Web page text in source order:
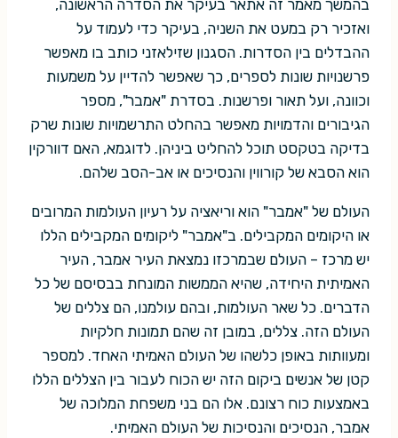
בהמשך מאמר זה אתאר בעיקר את הסדרה הראשונה,
ואזכיר רק במעט את השניה, בעיקר כדי לעמוד על
ההבדלים בין הסדרות. הסגנון שזילאזני כותב בו מאפשר
פרשנויות שונות לספרים, כך שאפשר להדיין על משמעות
וכוונה, ועל תאור ופרשנות. בסדרת "אמבר", מספר
הגיבורים והדמויות מאפשר בהחלט התרשמויות שונות שרק
בדיקה בטקסט תוכל להחליט ביניהן. לדוגמא, האם דוורקין
הוא הסבא של קורווין והנסיכים או אב-הסב שלהם.
העולם של "אמבר" הוא וריאציה על רעיון העולמות המרובים
או היקומים המקבילים. ב"אמבר" ליקומים המקבילים הללו
יש מרכז – העולם שבמרכזו נמצאת העיר אמבר, העיר
האמיתית היחידה, שהיא הממשות המונחת בבסיסם של כל
הדברים. כל שאר העולמות, ובהם עולמנו, הם צללים של
העולם הזה. צללים, במובן זה שהם תמונות חלקיות
ומעוותות באופן כלשהו של העולם האמיתי האחד. למספר
קטן של אנשים ביקום הזה יש הכוח לעבור בין הצללים הללו
באמצעות כוח רצונם. אלו הם בני משפחת המלוכה של
אמבר, הנסיכים והנסיכות של העולם האמיתי.